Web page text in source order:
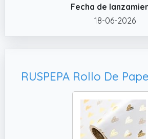
✔️ Calidad premium: El papel
se puede doblar
rasga ni rasga fácilmente. No
✔️ Múltiples usos. Perfecto para
Fecha de
18-06-2026